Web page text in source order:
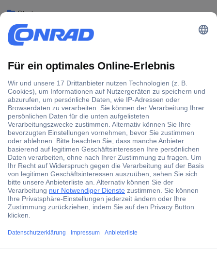
Start
Verkauf auf der Plattform
Zahlungen & Gebühren
Conrad Marktplatz Seller Portal
Seller Portal Login
Analytics - Legal
Analytics - Performance
Product Content Score
Wichtige Reports auf Produkt-Ebene
Marketing & Werbung
Recht & Compliance
Geschäftserweiterung
Partnerinfo / Updates
Hilfe & Unterstützung